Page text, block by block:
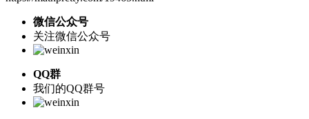
微信公众号
关注微信公众号
QQ群
我们的QQ群号